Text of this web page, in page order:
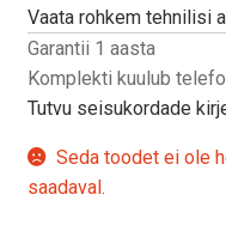
Vaata rohkem tehnilisi
Garantii 1 aasta
Komplekti kuulub
Tutvu seisukordade
Seda toodet ei ole
saadaval.